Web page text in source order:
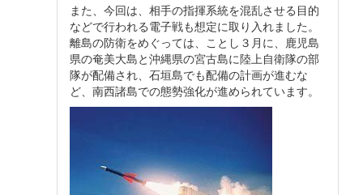
また、今回は、相手の指揮系統を混乱させる目的
などで行われる電子戦も想定に取り入れました。
離島の防衛をめぐっては、ことし３月に、鹿児島
県の奄美大島と沖縄県の宮古島に陸上自衛隊の部
隊が配備され、石垣島でも配備の計画が進むな
ど、南西諸島での態勢強化が進められています。